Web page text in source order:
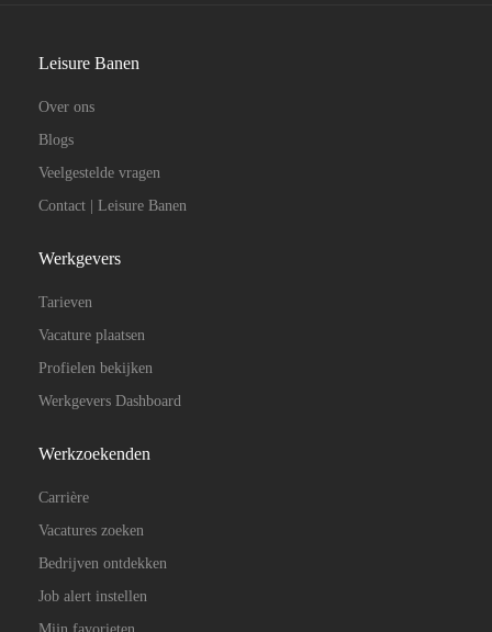
Leisure Banen
Over ons
Blogs
Veelgestelde vragen
Contact | Leisure Banen
Werkgevers
Tarieven
Vacature plaatsen
Profielen bekijken
Werkgevers Dashboard
Werkzoekenden
Carrière
Vacatures zoeken
Bedrijven ontdekken
Job alert instellen